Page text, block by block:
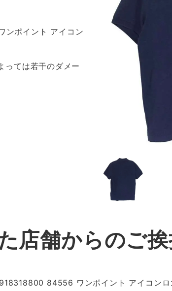
ポイント アイコン
っては若干のダメー
店舗からのご
84556 ワンポイント アイコン